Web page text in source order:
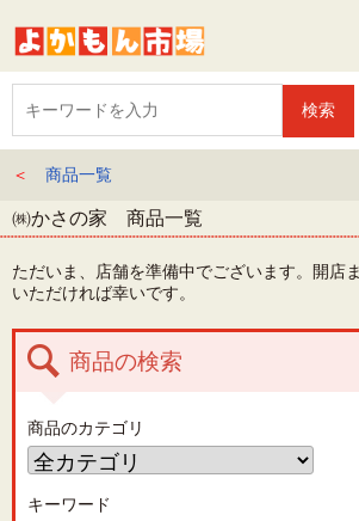
＜ 商品一覧
㈱かさの家 商品一覧
ただいま、店舗を準備中でございます。開店
いただければ幸いです。
商品の検索
商品のカテゴリ
キーワード